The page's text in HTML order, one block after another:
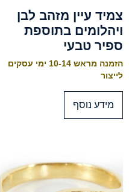
צמיד עיין מזהב לבן
ויהלומים בתוספת
ספיר טבעי
הזמנה מראש 10-14 ימי עסקים
לייצור
מידע נוסף